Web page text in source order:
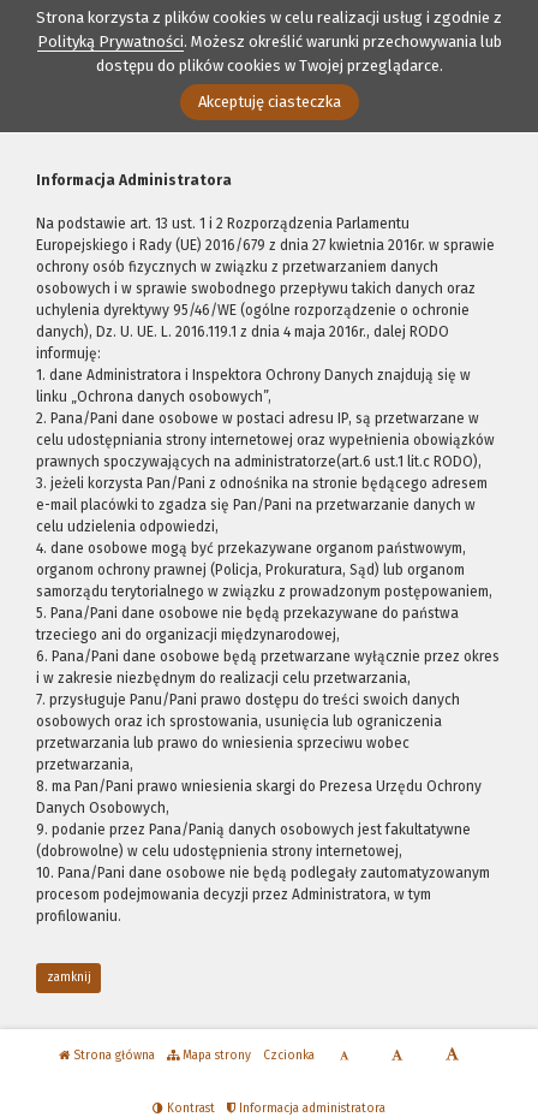
Strona korzysta z plików cookies w celu realizacji usług i zgodnie z
Polityką Prywatności. Możesz określić warunki przechowywania lub
dostępu do plików cookies w Twojej przeglądarce.
Akceptuję ciasteczka
Informacja Administratora
Na podstawie art. 13 ust. 1 i 2 Rozporządzenia Parlamentu
Europejskiego i Rady (UE) 2016/679 z dnia 27 kwietnia 2016r. w sprawie
ochrony osób fizycznych w związku z przetwarzaniem danych
osobowych i w sprawie swobodnego przepływu takich danych oraz
uchylenia dyrektywy 95/46/WE (ogólne rozporządzenie o ochronie
danych), Dz. U. UE. L. 2016.119.1 z dnia 4 maja 2016r., dalej RODO
informuję:
1. dane Administratora i Inspektora Ochrony Danych znajdują się w
linku „Ochrona danych osobowych”,
2. Pana/Pani dane osobowe w postaci adresu IP, są przetwarzane w
celu udostępniania strony internetowej oraz wypełnienia obowiązków
prawnych spoczywających na administratorze(art.6 ust.1 lit.c RODO),
3. jeżeli korzysta Pan/Pani z odnośnika na stronie będącego adresem
e-mail placówki to zgadza się Pan/Pani na przetwarzanie danych w
celu udzielenia odpowiedzi,
4. dane osobowe mogą być przekazywane organom państwowym,
organom ochrony prawnej (Policja, Prokuratura, Sąd) lub organom
samorządu terytorialnego w związku z prowadzonym postępowaniem,
5. Pana/Pani dane osobowe nie będą przekazywane do państwa
trzeciego ani do organizacji międzynarodowej,
6. Pana/Pani dane osobowe będą przetwarzane wyłącznie przez okres
i w zakresie niezbędnym do realizacji celu przetwarzania,
7. przysługuje Panu/Pani prawo dostępu do treści swoich danych
osobowych oraz ich sprostowania, usunięcia lub ograniczenia
przetwarzania lub prawo do wniesienia sprzeciwu wobec
przetwarzania,
8. ma Pan/Pani prawo wniesienia skargi do Prezesa Urzędu Ochrony
Danych Osobowych,
9. podanie przez Pana/Panią danych osobowych jest fakultatywne
(dobrowolne) w celu udostępnienia strony internetowej,
10. Pana/Pani dane osobowe nie będą podlegały zautomatyzowanym
procesom podejmowania decyzji przez Administratora, w tym
profilowaniu.
zamknij
Strona główna Mapa strony Czcionka
Kontrast Informacja administratora